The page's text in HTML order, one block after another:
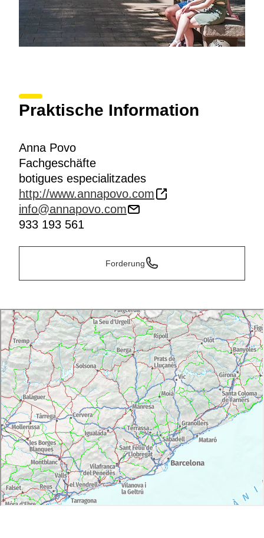
Praktische Information
Anna Povo
Fachgeschäfte
botigues especialitzades
http://www.annapovo.com
info@annapovo.com
933 193 561
Forderung